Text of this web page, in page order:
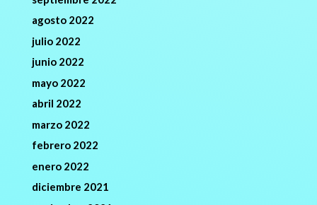
agosto 2022
julio 2022
junio 2022
mayo 2022
abril 2022
marzo 2022
febrero 2022
enero 2022
diciembre 2021